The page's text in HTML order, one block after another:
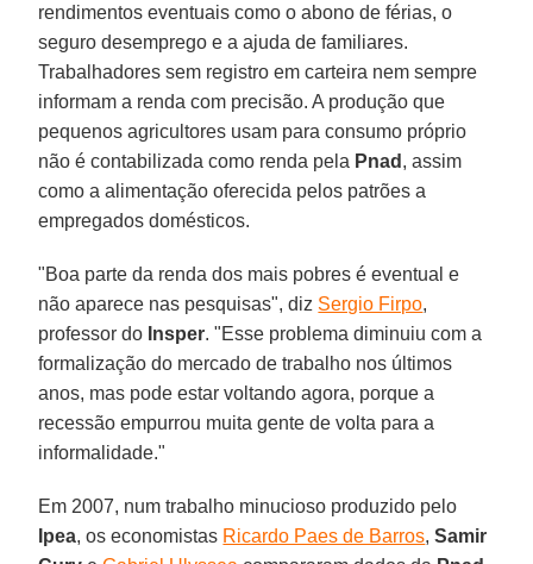
rendimentos eventuais como o abono de férias, o
seguro desemprego e a ajuda de familiares.
Trabalhadores sem registro em carteira nem sempre
informam a renda com precisão. A produção que
pequenos agricultores usam para consumo próprio
não é contabilizada como renda pela Pnad , assim
como a alimentação oferecida pelos patrões a
empregados domésticos.
"Boa parte da renda dos mais pobres é eventual e
não aparece nas pesquisas", diz Sergio Firpo,
professor do Insper. "Esse problema diminuiu com a
formalização do mercado de trabalho nos últimos
anos, mas pode estar voltando agora, porque a
recessão empurrou muita gente de volta para a
informalidade."
Em 2007, num trabalho minucioso produzido pelo
Ipea, os economistas Ricardo Paes de Barros,Samir